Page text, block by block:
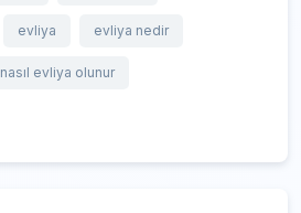
evliya evliya nedir
nasıl evliya olunur